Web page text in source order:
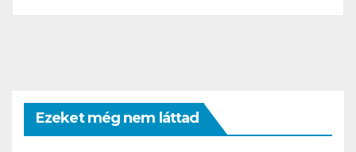
Ezeket még nem láttad